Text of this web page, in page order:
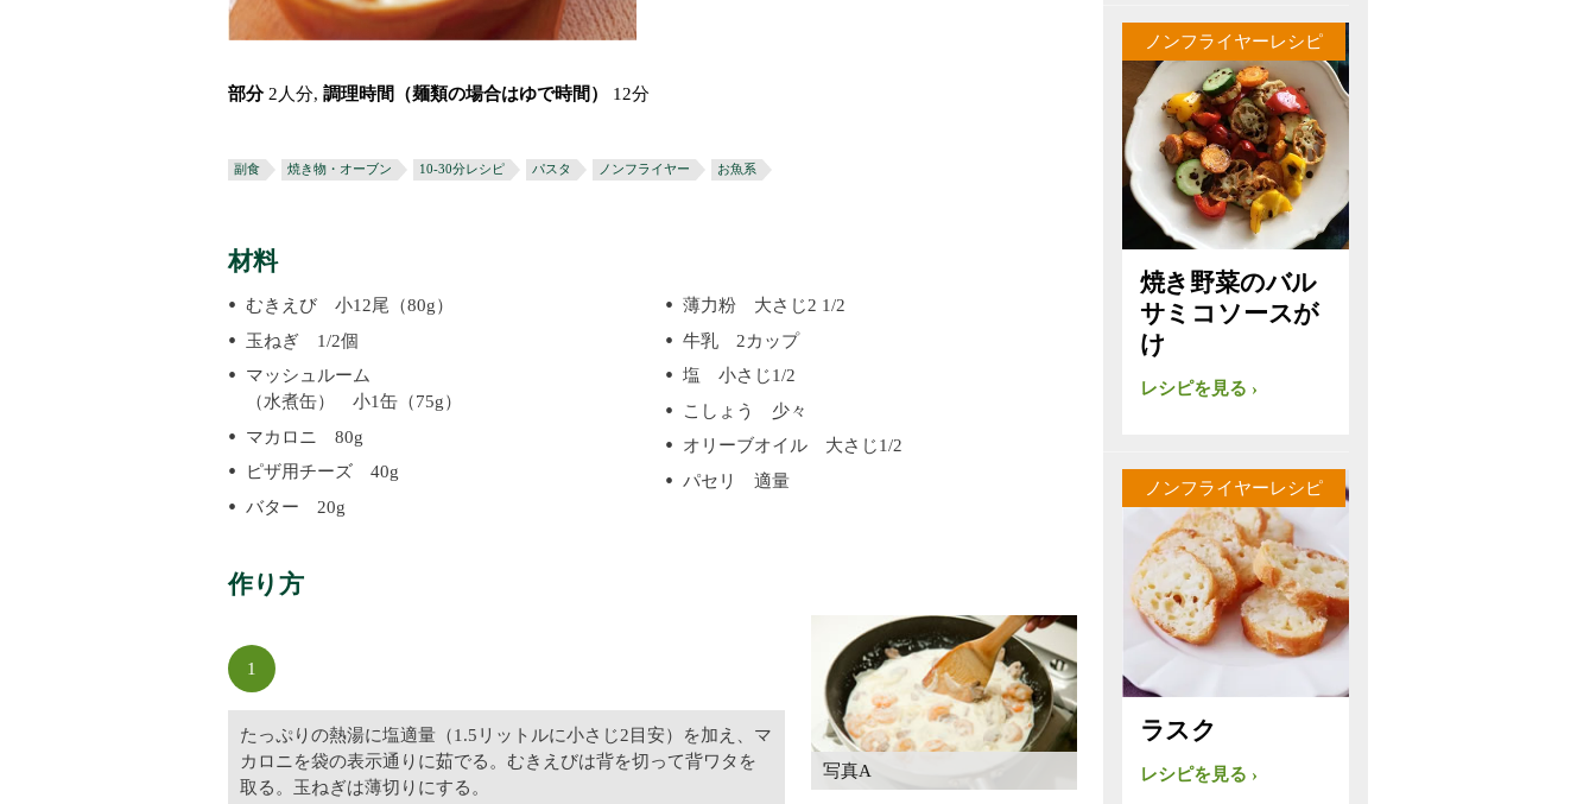
部分 2人分, 調理時間（麺類の場合はゆで時間） 12分
副食 焼き物・オーブン 10-30分レシピ パスタ ノンフライヤー お魚系
材料
むきえび 小12尾（80g）
玉ねぎ 1/2個
マッシュルーム
（水煮缶） 小1缶（75g）
マカロニ 80g
ピザ用チーズ 40g
バター 20g
薄力粉 大さじ2 1/2
牛乳 2カップ
塩 小さじ1/2
こしょう 少々
オリーブオイル 大さじ1/2
パセリ 適量
作り方
1
たっぷりの熱湯に塩適量（1.5リットルに小さじ2目安）を加え、マ
カロニを袋の表示通りに茹でる。むきえびは背を切って背ワタを
取る。玉ねぎは薄切りにする。
写真A
ノンフライヤーレシピ
焼き野菜のバル
サミコソースが
け
レシピを見る
ノンフライヤーレシピ
ラスク
レシピを見る